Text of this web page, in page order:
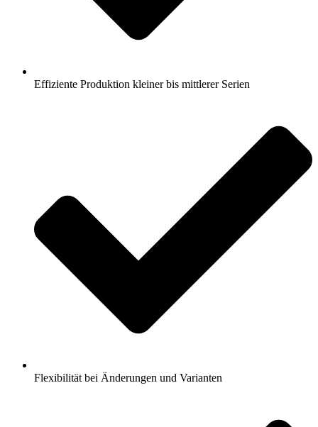
Effiziente Produktion kleiner bis mittlerer Serien
Flexibilität bei Änderungen und Varianten